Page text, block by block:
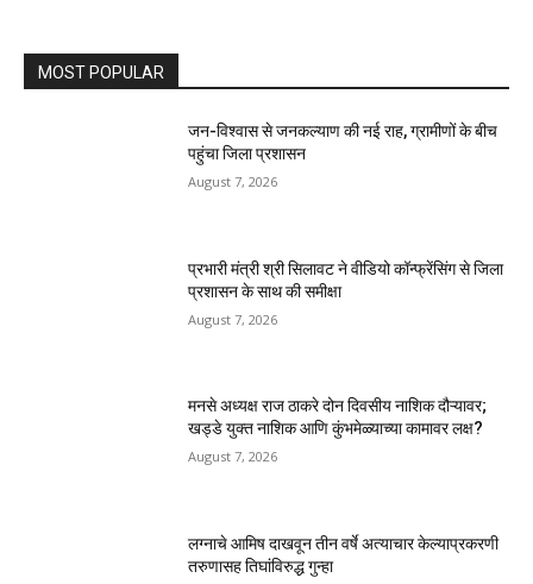
MOST POPULAR
जन-विश्वास से जनकल्याण की नई राह, ग्रामीणों के बीच
पहुंचा जिला प्रशासन
August 7, 2026
प्रभारी मंत्री श्री सिलावट ने वीडियो कॉन्फ्रेंसिंग से जिला
प्रशासन के साथ की समीक्षा
August 7, 2026
मनसे अध्यक्ष राज ठाकरे दोन दिवसीय नाशिक दौऱ्यावर;
खड्डे युक्त नाशिक आणि कुंभमेळ्याच्या कामावर लक्ष?
August 7, 2026
लग्नाचे आमिष दाखवून तीन वर्षे अत्याचार केल्याप्रकरणी
तरुणासह तिघांविरुद्ध गुन्हा